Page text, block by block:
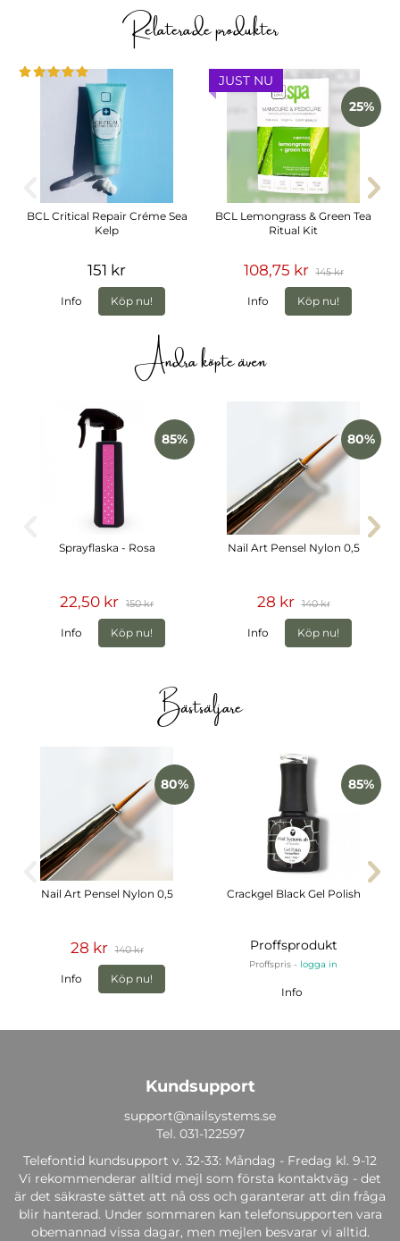
Relaterade produkter
BCL Critical Repair Créme Sea
Kelp
151 kr
Info Köp nu!
25%
JUST NU
BCL Lemongrass & Green Tea
Ritual Kit
108,75 kr 145 kr
Info Köp nu!
Andra köpte även
85%
Sprayflaska - Rosa
22,50 kr 150 kr
Info Köp nu!
80%
Nail Art Pensel Nylon 0,5
28 kr 140 kr
Info Köp nu!
Bästsäljare
80%
Nail Art Pensel Nylon 0,5
28 kr 140 kr
Info Köp nu!
85%
Crackgel Black Gel Polish
Proffsprodukt
Proffspris - logga in
Info
Kundsupport
support@nailsystems.se
Tel. 031-122597
Telefontid kundsupport v. 32-33: Måndag - Fredag kl. 9-12
Vi rekommenderar alltid mejl som första kontaktväg - det
är det säkraste sättet att nå oss och garanterar att din fråga
blir hanterad. Under sommaren kan telefonsupporten vara
obemannad vissa dagar, men mejlen besvarar vi alltid.